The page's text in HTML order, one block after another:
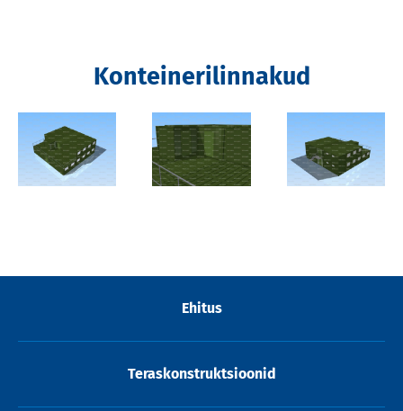
Konteinerilinnakud
Ehitus
Teraskonstruktsioonid